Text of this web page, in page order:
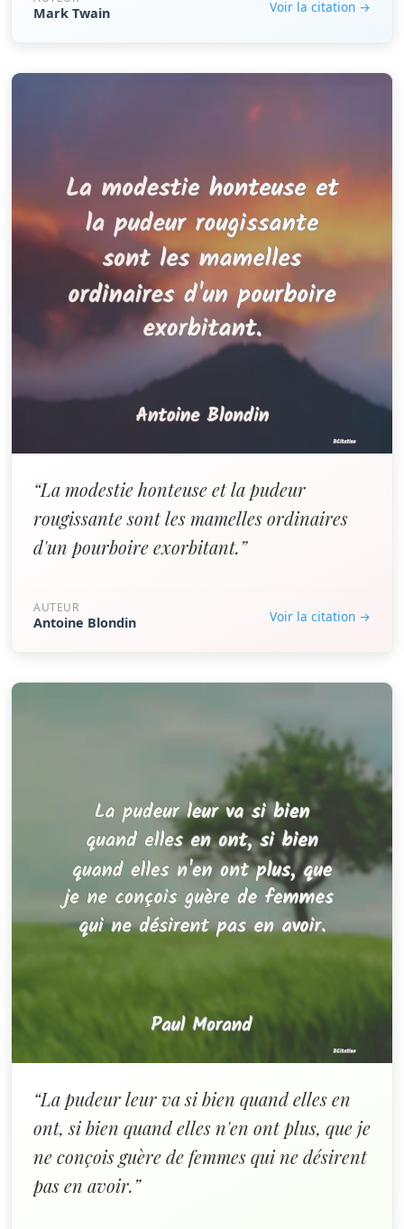
Mark Twain Voir la citation →
“La modestie honteuse et la pudeur
rougissante sont les mamelles ordinaires
d'un pourboire exorbitant.”
AUTEUR
Antoine Blondin Voir la citation →
“La pudeur leur va si bien quand elles en
ont, si bien quand elles n'en ont plus, que je
ne conçois guère de femmes qui ne désirent
pas en avoir.”